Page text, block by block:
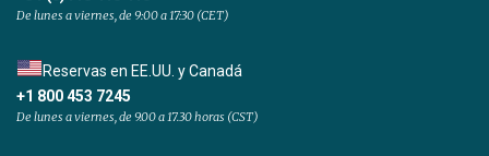
De lunes a viernes, de 9:00 a 17:30 (CET)
Reservas en EE.UU. y Canadá
+1 800 453 7245
De lunes a viernes, de 9.00 a 17.30 horas (CST)